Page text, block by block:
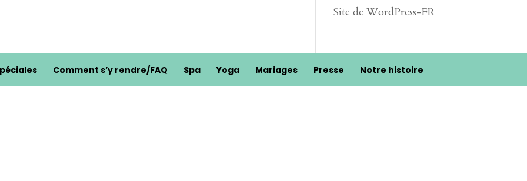
Site de WordPress-FR
Comment s’y rendre/FAQ Spa Yoga Mariages Presse Notre histoire